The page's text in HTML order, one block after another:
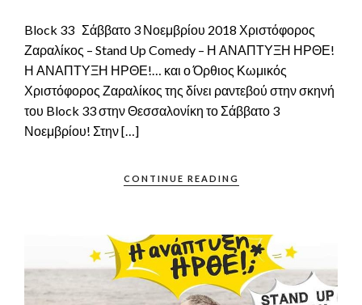
Block 33 Σάββατο 3 Νοεμβρίου 2018 Χριστόφορος
Ζαραλίκος – Stand Up Comedy – Η ΑΝΑΠΤΥΞΗ ΗΡΘΕ!
Η ΑΝΑΠΤΥΞΗ ΗΡΘΕ!… και ο Όρθιος Κωμικός
Χριστόφορος Ζαραλίκος της δίνει ραντεβού στην σκηνή
του Block 33 στην Θεσσαλονίκη το Σάββατο 3
Νοεμβρίου! Στην […]
CONTINUE READING